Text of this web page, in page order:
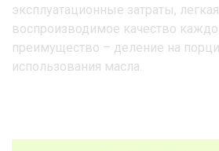
эксплуатационные затраты,
воспроизводимое качество
преимущество – деление на
использования масла.